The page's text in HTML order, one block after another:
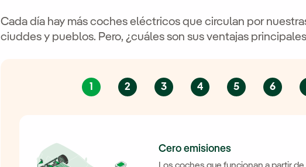
Cada día hay más coches eléctricos que circulan por
ciuddes y pueblos. Pero, ¿cuáles son sus ventajas
1 2 3 4 5 6
Cero emisiones